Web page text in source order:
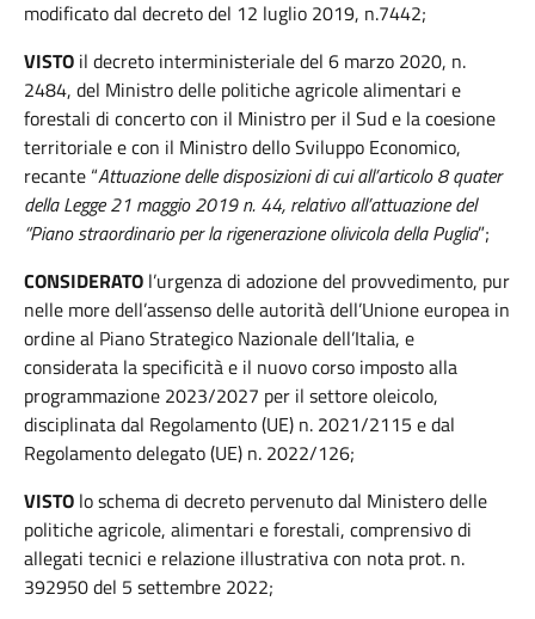
modificato dal decreto del 12 luglio 2019, n.7442;
VISTO il decreto interministeriale del 6 marzo 2020, n.
2484, del Ministro delle politiche agricole alimentari e
forestali di concerto con il Ministro per il Sud e la coesione
territoriale e con il Ministro dello Sviluppo Economico,
recante “Attuazione delle disposizioni di cui all’articolo 8 quater
della Legge 21 maggio 2019 n. 44, relativo all’attuazione del
“Piano straordinario per la rigenerazione olivicola della Puglia”;
CONSIDERATO l’urgenza di adozione del provvedimento, pur
nelle more dell’assenso delle autorità dell’Unione europea in
ordine al Piano Strategico Nazionale dell’Italia, e
considerata la specificità e il nuovo corso imposto alla
programmazione 2023/2027 per il settore oleicolo,
disciplinata dal Regolamento (UE) n. 2021/2115 e dal
Regolamento delegato (UE) n. 2022/126;
VISTO lo schema di decreto pervenuto dal Ministero delle
politiche agricole, alimentari e forestali, comprensivo di
allegati tecnici e relazione illustrativa con nota prot. n.
392950 del 5 settembre 2022;